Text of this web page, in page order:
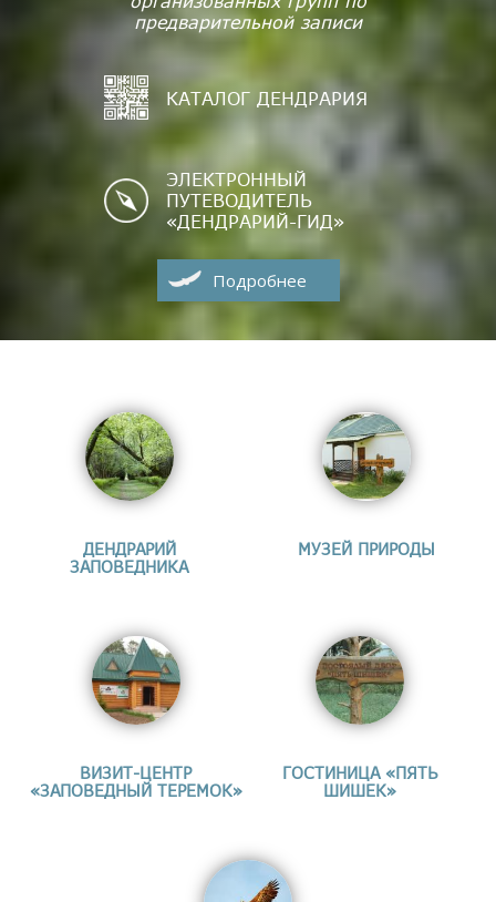
предварительной записи
КАТАЛОГ ДЕНДРАРИЯ
ЭЛЕКТРОННЫЙ
ПУТЕВОДИТЕЛЬ
«ДЕНДРАРИЙ-ГИД»
Подробнее
ДЕНДРАРИЙ
ЗАПОВЕДНИКА
МУЗЕЙ ПРИРОДЫ
ВИЗИТ-ЦЕНТР
«ЗАПОВЕДНЫЙ ТЕРЕМОК»
ГОСТИНИЦА «ПЯТЬ
ШИШЕК»